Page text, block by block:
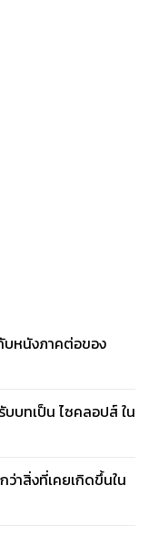
บหนังภาคต่อของ
บบทเป็น ไซคลอปส์ ใน
าสิ่งที่เคยเกิดขึ้นใน